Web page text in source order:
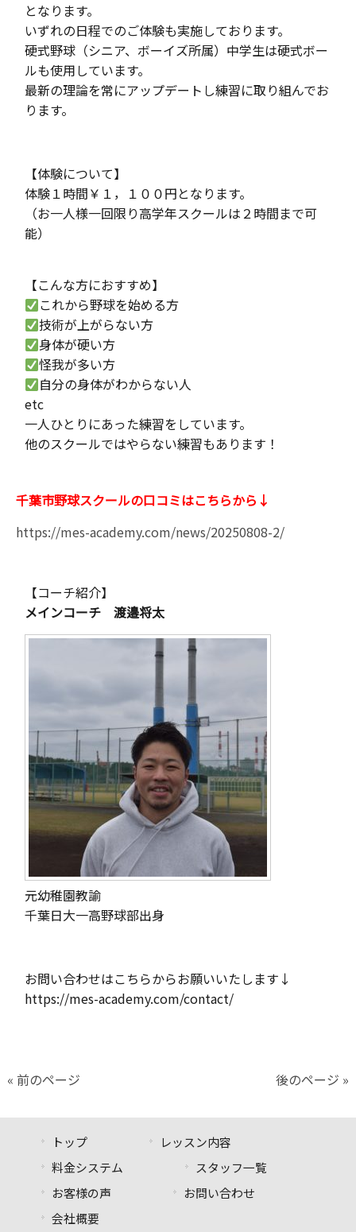
となります。
いずれの日程でのご体験も実施しております。
硬式野球（シニア、ボーイズ所属）中学生は硬式ボー
ルも使用しています。
最新の理論を常にアップデートし練習に取り組んでお
ります。
【体験について】
体験１時間￥１，１００円となります。
（お一人様一回限り高学年スクールは２時間まで可
能）
【こんな方におすすめ】
これから野球を始める方
技術が上がらない方
身体が硬い方
怪我が多い方
自分の身体がわからない人
etc
一人ひとりにあった練習をしています。
他のスクールではやらない練習もあります！
千葉市野球スクールの口コミはこちらから↓
https://mes-academy.com/news/20250808-2/
【コーチ紹介】
メインコーチ 渡邉将太
元幼稚園教諭
千葉日大一高野球部出身
お問い合わせはこちらからお願いいたします↓
https://mes-academy.com/contact/
« 前のページ 後のページ »
トップ
レッスン内容
料金システム
スタッフ一覧
お客様の声
お問い合わせ
会社概要